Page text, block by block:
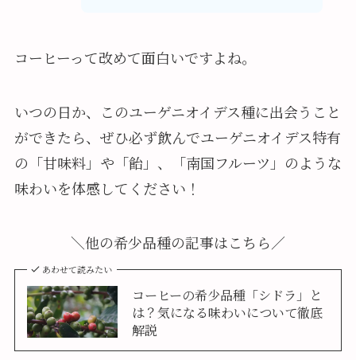
コーヒーって改めて面白いですよね。
いつの日か、このユーゲニオイデス種に出会うこと
ができたら、ぜひ必ず飲んでユーゲニオイデス特有
の「甘味料」や「飴」、「南国フルーツ」のような
味わいを体感してください！
＼他の希少品種の記事はこちら／
あわせて読みたい
コーヒーの希少品種「シドラ」と
は？気になる味わいについて徹底
解説